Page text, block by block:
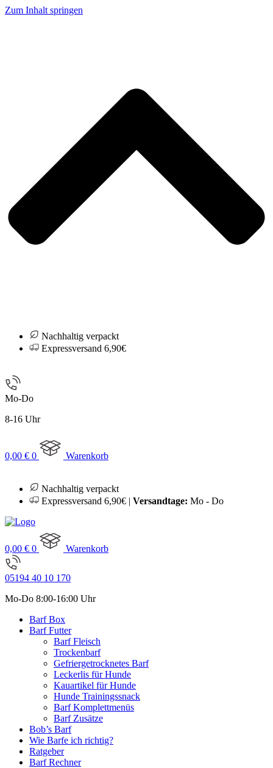
Zum Inhalt springen
Nachhaltig verpackt
Expressversand 6,90€
Mo-Do
8-16 Uhr
0,00 € 0 Warenkorb
Nachhaltig verpackt
Expressversand 6,90€ | Versandtage: Mo - Do
0,00 € 0 Warenkorb
05194 40 10 170
Mo-Do 8:00-16:00 Uhr
Barf Box
Barf Futter
Barf Fleisch
Trockenbarf
Gefriergetrocknetes Barf
Leckerlis für Hunde
Kauartikel für Hunde
Hunde Trainingssnack
Barf Komplettmenüs
Barf Zusätze
Bob’s Barf
Wie Barfe ich richtig?
Ratgeber
Barf Rechner